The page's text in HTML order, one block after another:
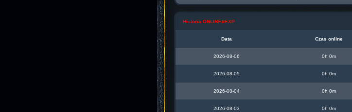
Historia ONLINE&EXP
Data Czas online
2026-08-06 0h 0m
2026-08-05 0h 0m
2026-08-04 0h 0m
2026-08-03 0h 0m